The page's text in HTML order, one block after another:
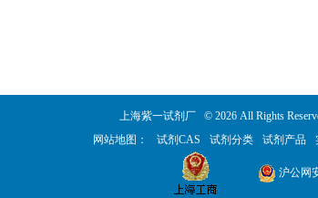
上海紫一试剂厂 © 2026 All Rights
网站地图：
试剂CAS 试剂分类 试剂产品
沪公网